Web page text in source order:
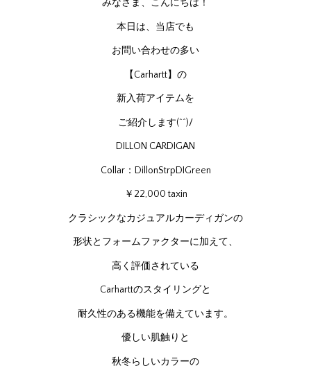
みなさま、こんにちは！
本日は、当店でも
お問い合わせの多い
【Carhartt】の
新入荷アイテムを
ご紹介します(^^)/
DILLON CARDIGAN
Collar：DillonStrpDIGreen
￥22,000 taxin
クラシックなカジュアルカーディガンの
形状とフォームファクターに加えて、
高く評価されている
Carharttのスタイリングと
耐久性のある機能を備えています。
優しい肌触りと
秋冬らしいカラーの